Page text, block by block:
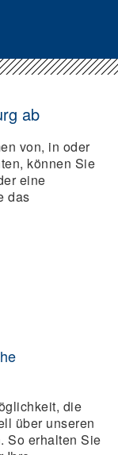
ab
von, in oder
können Sie
eine
das
die
über unseren
So erhalten Sie